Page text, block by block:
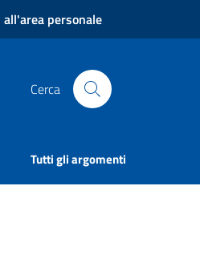
all'area personale
Cerca
Tutti gli argomenti